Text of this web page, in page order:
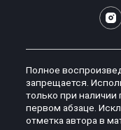
Полное
запрещается.
только при наличии
первом абзаце.
отметка автора в